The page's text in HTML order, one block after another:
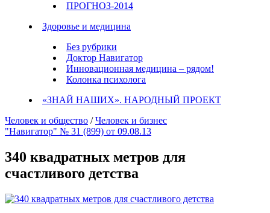
ПРОГНОЗ-2014
Здоровье и медицина
Без рубрики
Доктор Навигатор
Инновационная медицина – рядом!
Колонка психолога
«ЗНАЙ НАШИХ». НАРОДНЫЙ ПРОЕКТ
Человек и общество /Человек и бизнес
"Навигатор" № 31 (899) от 09.08.13
340 квадратных метров для
счастливого детства